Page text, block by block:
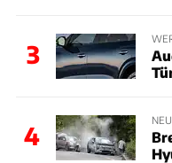
3
4